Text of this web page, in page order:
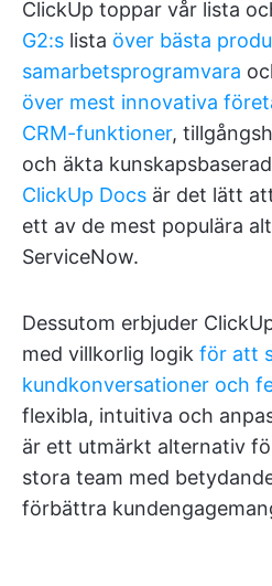
ClickUp toppar vår lista
G2:s lista över bästa
samarbetsprogramvara
över mest innovativa
CRM-funktioner,
och äkta
ClickUp Docs är det lätt
ett av de mest populära
ServiceNow.
Dessutom erbjuder
med villkorlig logik för att
kundkonversationer och
flexibla, intuitiva och
är ett utmärkt alternativ
stora team med
förbättra